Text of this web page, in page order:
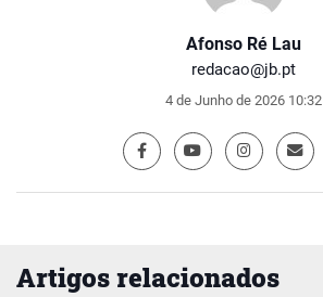
Afonso Ré Lau
redacao@jb.pt
4 de Junho de 2026 10:32
Artigos relacionados